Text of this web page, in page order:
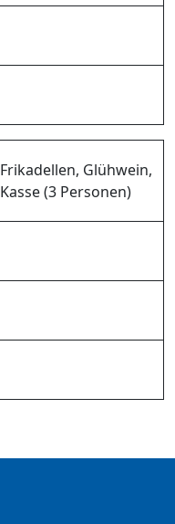
Frikadellen, Glühwein,
Kasse (3 Personen)